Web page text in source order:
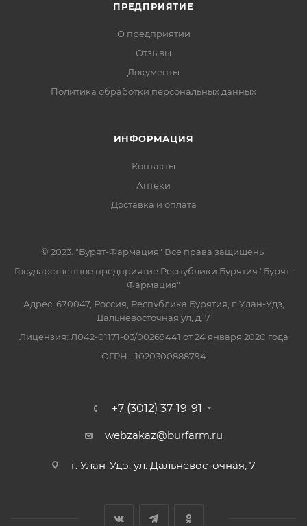
ПРЕДПРИЯТИЕ
О предприятии
Отзывы
Документы
Политика обработки персональных данных
ИНФОРМАЦИЯ
Контакты
Аптеки
Доставка и оплата
© 2023. "Бурят-Фармация" Все права защищены
Государственное предприятие Республики Бурятия "Бурят-
Фармация"
Адрес: 670047, Россия, Республика Бурятия, г. Улан-Удэ,
Дальневосточная ул, д. 7
Лицензия: Л042-01171-03/00269441 от 24 января 2020 года
ОГРН - 1020300888794
+7 (3012) 37-19-91
webzakaz@burfarm.ru
г. Улан-Удэ, ул. Дальневосточная, 7